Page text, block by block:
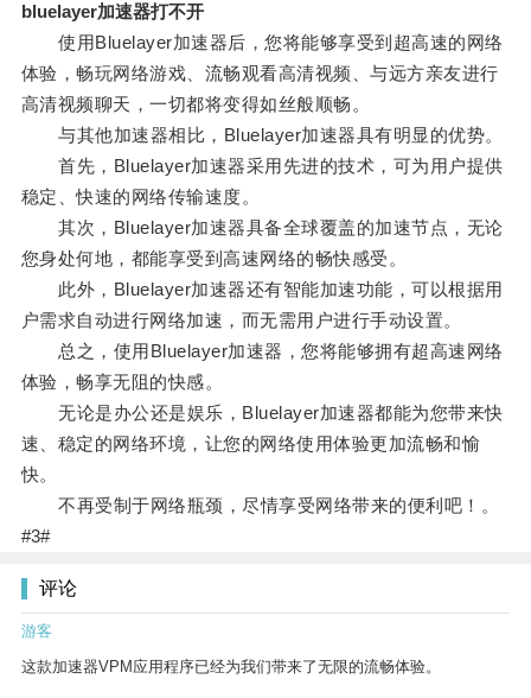
bluelayer加速器打不开
使用Bluelayer加速器后，您将能够享受到超高速的网络
体验，畅玩网络游戏、流畅观看高清视频、与远方亲友进行
高清视频聊天，一切都将变得如丝般顺畅。
与其他加速器相比，Bluelayer加速器具有明显的优势。
首先，Bluelayer加速器采用先进的技术，可为用户提供
稳定、快速的网络传输速度。
其次，Bluelayer加速器具备全球覆盖的加速节点，无论
您身处何地，都能享受到高速网络的畅快感受。
此外，Bluelayer加速器还有智能加速功能，可以根据用
户需求自动进行网络加速，而无需用户进行手动设置。
总之，使用Bluelayer加速器，您将能够拥有超高速网络
体验，畅享无阻的快感。
无论是办公还是娱乐，Bluelayer加速器都能为您带来快
速、稳定的网络环境，让您的网络使用体验更加流畅和愉
快。
不再受制于网络瓶颈，尽情享受网络带来的便利吧！。
#3#
评论
游客
这款加速器VPM应用程序已经为我们带来了无限的流畅体验。